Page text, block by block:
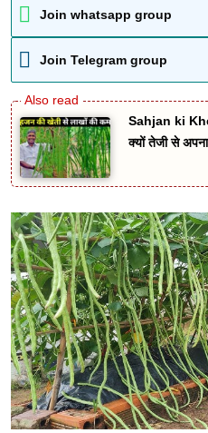
Join whatsapp group
Join Telegram group
Sahjan ki
क्यों तेजी से